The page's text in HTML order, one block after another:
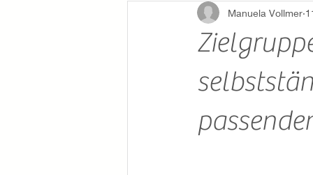
Finanzielle Freiheit Passives
Manuela Vollmer